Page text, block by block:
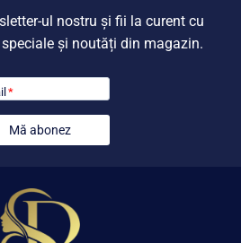
ul nostru și fii la curent cu
și noutăți din magazin.
*
Mă abonez